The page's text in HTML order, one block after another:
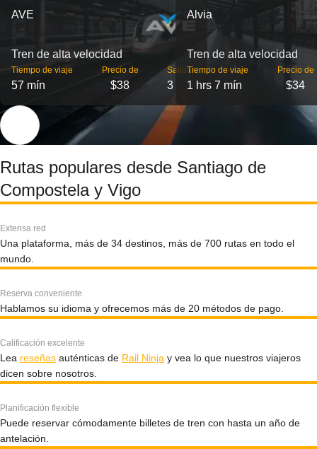
AVE
Tren de alta velocidad
Tiempo de viaje
57 mín
Precio de
$38
Salidas
3
Alvia
Tren de alta velocidad
Tiempo de viaje
1 hrs 7 mín
Precio de
$34
Rutas populares desde Santiago de
Compostela y Vigo
Extensa red
Una plataforma, más de 34 destinos, más de 700 rutas en todo el
mundo.
Reserva conveniente
Hablamos su idioma y ofrecemos más de 20 métodos de pago.
Calificación excelente
Lea reseñas auténticas de Rail Ninja y vea lo que nuestros viajeros
dicen sobre nosotros.
Planificación flexible
Puede reservar cómodamente billetes de tren con hasta un año de
antelación.